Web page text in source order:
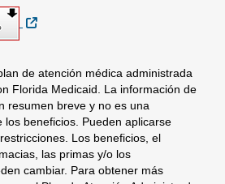
Sitio Externo
de atención médica administrada
Florida Medicaid. La información de
resumen breve y no es una
los beneficios. Pueden aplicarse
Los beneficios, el
las primas y/o los
cambiar. Para obtener más